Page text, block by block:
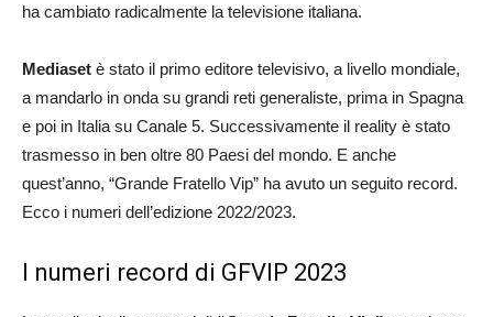
ha cambiato radicalmente la televisione italiana.
Mediaset è stato il primo editore televisivo, a livello mondiale,
a mandarlo in onda su grandi reti generaliste, prima in Spagna
e poi in Italia su Canale 5. Successivamente il reality è stato
trasmesso in ben oltre 80 Paesi del mondo. E anche
quest’anno, “Grande Fratello Vip” ha avuto un seguito record.
Ecco i numeri dell’edizione 2022/2023.
I numeri record di GFVIP 2023